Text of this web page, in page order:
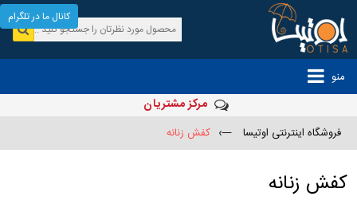
منو
مرکز مشتریان
فروشگاه اینترنتی اوتیسا —› کفش زنانه
کفش زنانه
کانال ما در تلگرام